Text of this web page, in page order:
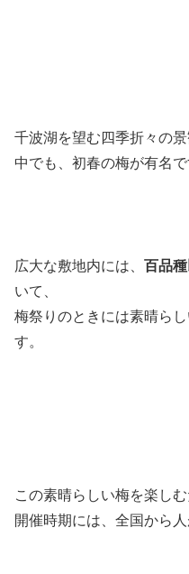
千波湖を望む四季折々の景
中でも、初春の梅が有名で
広大な敷地内には、 百品
いて、
梅祭りのときには素晴ら
す。
この素晴らしい梅を楽しむ
開催時期には、全国から人